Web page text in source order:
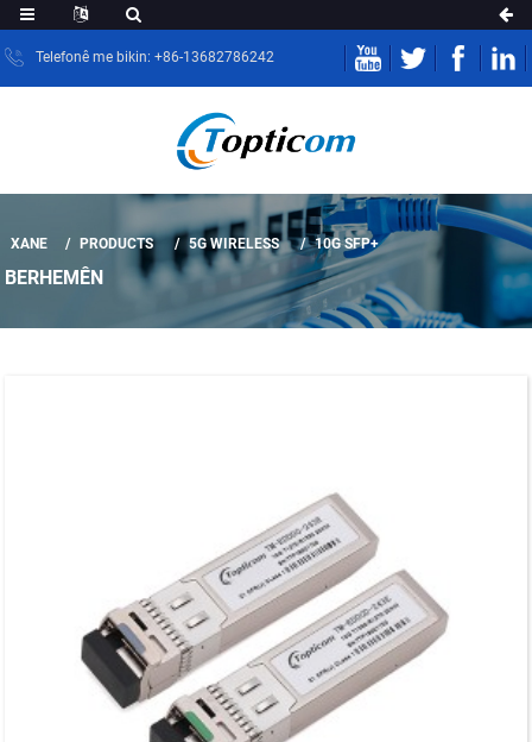
Telefonê me bikin: +86-13682786242
XANE PRODUCTS 5G WIRELESS 10G SFP+
BERHEMÊN